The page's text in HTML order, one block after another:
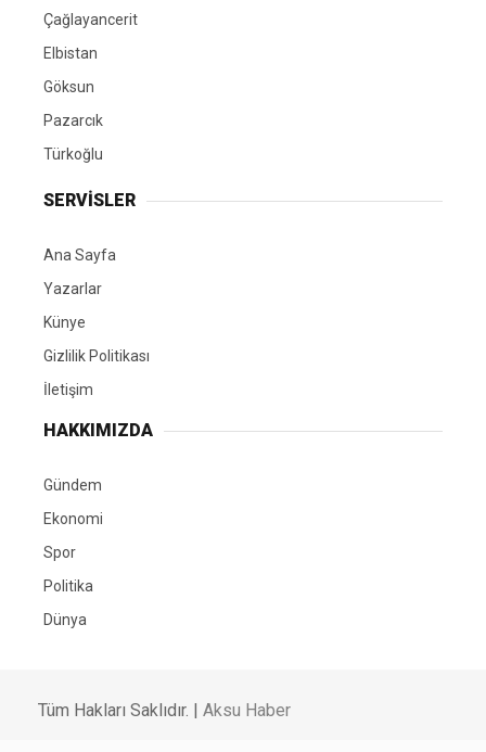
Çağlayancerit
Elbistan
Göksun
Pazarcık
Türkoğlu
SERVİSLER
Ana Sayfa
Yazarlar
Künye
Gizlilik Politikası
İletişim
HAKKIMIZDA
Gündem
Ekonomi
Spor
Politika
Dünya
Tüm Hakları Saklıdır. | Aksu Haber